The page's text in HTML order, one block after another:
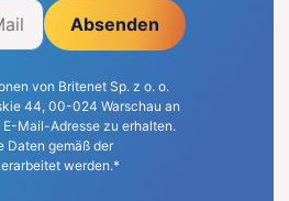
Absenden
von Britenet Sp. z o. o.
44, 00-024 Warschau an
Mail-Adresse zu erhalten.
Daten gemäß der
werden.*